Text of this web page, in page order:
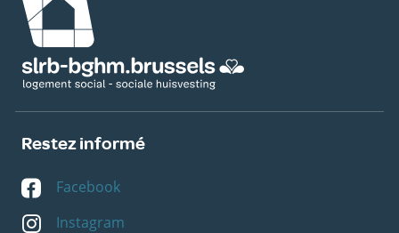
Restez informé
Facebook
Instagram